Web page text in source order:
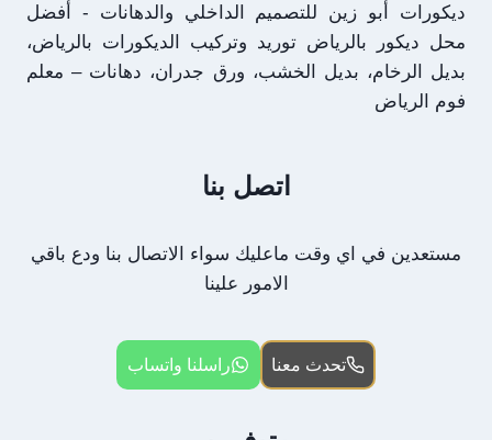
ديكورات أبو زين للتصميم الداخلي والدهانات - أفضل
محل ديكور بالرياض توريد وتركيب الديكورات بالرياض،
بديل الرخام، بديل الخشب، ورق جدران، دهانات – معلم
فوم الرياض
اتصل بنا
مستعدين في اي وقت ماعليك سواء الاتصال بنا ودع باقي
الامور علينا
تحدث معنا راسلنا واتساب